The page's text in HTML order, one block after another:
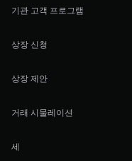
기관 고객 프로그램
상장 신청
상장 제안
거래 시물레이션
세